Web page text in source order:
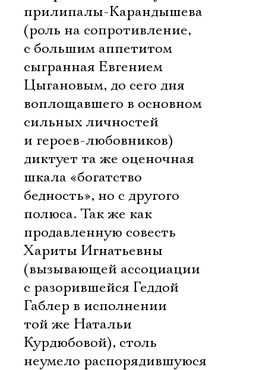
прилипалы-Карандышева
(роль на сопротивление,
с большим аппетитом
сыгранная Евгением
Цыгановым, до сего дня
воплощавшего в основном
сильных личностей
и героев-любовников)
диктует та же оценочная
шкала «богатство 
бедность», но с другого
полюса. Так же как
продавленную совесть
Хариты Игнатьевны
(вызывающей ассоциации
с разорившейся Геддой
Габлер в исполнении
той же Натальи
Курдюбовой), столь
неумело распорядившуюся